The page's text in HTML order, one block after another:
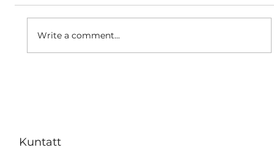
Write a comment...
Kuntatt